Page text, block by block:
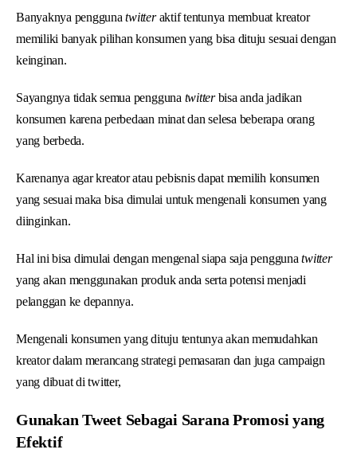
Banyaknya pengguna twitteraktif tentunya membuat kreator
memiliki banyak pilihan konsumen yang bisa dituju sesuai dengan
keinginan.
Sayangnya tidak semua pengguna twitterbisa anda jadikan
konsumen karena perbedaan minat dan selesa beberapa orang
yang berbeda.
Karenanya agar kreator atau pebisnis dapat memilih konsumen
yang sesuai maka bisa dimulai untuk mengenali konsumen yang
diinginkan.
Hal ini bisa dimulai dengan mengenal siapa saja penggunatwitter
yang akan menggunakan produk anda serta potensi menjadi
pelanggan ke depannya.
Mengenali konsumen yang dituju tentunya akan memudahkan
kreator dalam merancang strategi pemasaran dan juga campaign
yang dibuat di twitter,
Gunakan Tweet Sebagai Sarana Promosi yang
Efektif